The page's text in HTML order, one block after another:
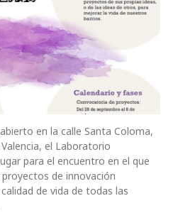
en la calle Santa Coloma,
el Laboratorio
para el encuentro en el que
de innovación
de vida de todas las